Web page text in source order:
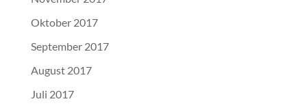
Oktober 2017
September 2017
August 2017
Juli 2017